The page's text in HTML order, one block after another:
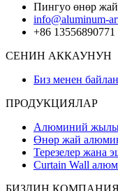
Пингуо өнөр
info@aluminum-
+86 13556890771
СЕНИН АККАУНУН
Биз менен
ПРОДУКЦИЯЛАР
Алюминий
Өнөр жай
Терезелер жана
Curtain Wall